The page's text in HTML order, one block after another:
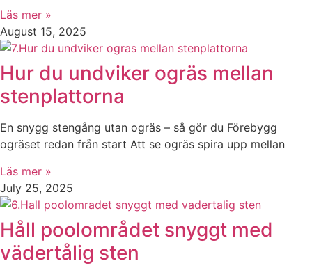
Läs mer »
August 15, 2025
Hur du undviker ogräs mellan
stenplattorna
En snygg stengång utan ogräs – så gör du Förebygg
ogräset redan från start Att se ogräs spira upp mellan
Läs mer »
July 25, 2025
Håll poolområdet snyggt med
vädertålig sten